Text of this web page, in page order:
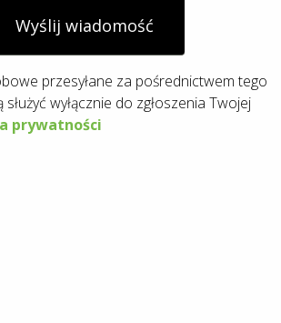
Wyślij wiadomość
przesyłane za pośrednictwem tego
wyłącznie do zgłoszenia Twojej
prywatności